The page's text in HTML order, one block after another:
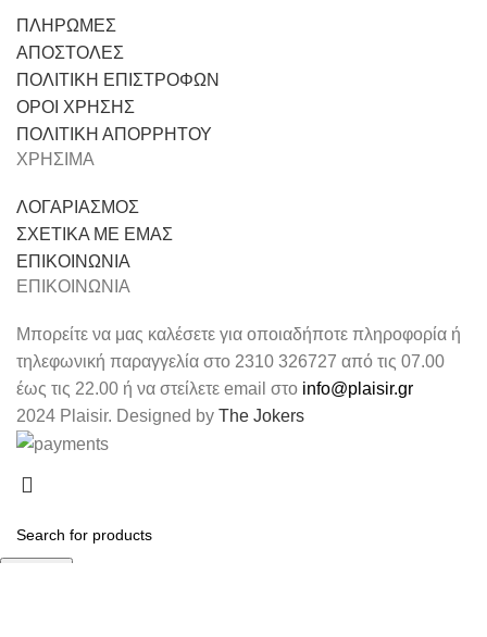
ΠΛΗΡΩΜΕΣ
ΑΠΟΣΤΟΛΕΣ
ΠΟΛΙΤΙΚΗ ΕΠΙΣΤΡΟΦΩΝ
ΟΡΟΙ ΧΡΗΣΗΣ
ΠΟΛΙΤΙΚΗ ΑΠΟΡΡΗΤΟΥ
ΧΡΗΣΙΜΑ
ΛΟΓΑΡΙΑΣΜΟΣ
ΣΧΕΤΙΚΑ ΜΕ ΕΜΑΣ
ΕΠΙΚΟΙΝΩΝΙΑ
ΕΠΙΚΟΙΝΩΝΙΑ
Μπορείτε να μας καλέσετε για οποιαδήποτε πληροφορία ή
τηλεφωνική παραγγελία στο 2310 326727 από τις 07.00
έως τις 22.00 ή να στείλετε email στο info@plaisir.gr
2024 Plaisir. Designed by The Jokers